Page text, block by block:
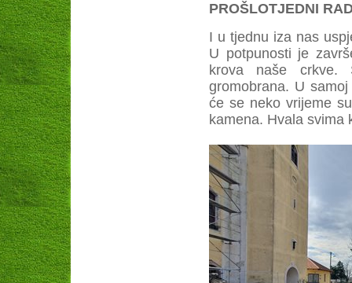
PROŠLOTJEDNI
I u tjednu iza nas
U potpunosti je
krova naše crkve.
gromobrana. U
će se neko vrijeme
kamena. Hvala svima